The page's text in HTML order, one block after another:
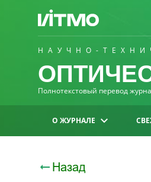
НАУЧНО-
Полнотекстовый перевод
О ЖУРНАЛЕ
Назад